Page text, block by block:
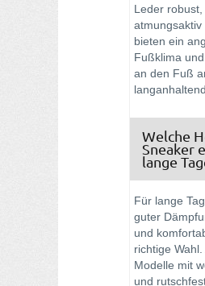
Leder
bieten ein
Fußklima
an den Fuß
Welche
Sneaker
lange
Für lange
guter
und
richtige
Modelle mit
und